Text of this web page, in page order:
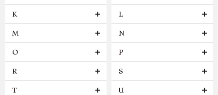
K L
M N
O P
R S
T U